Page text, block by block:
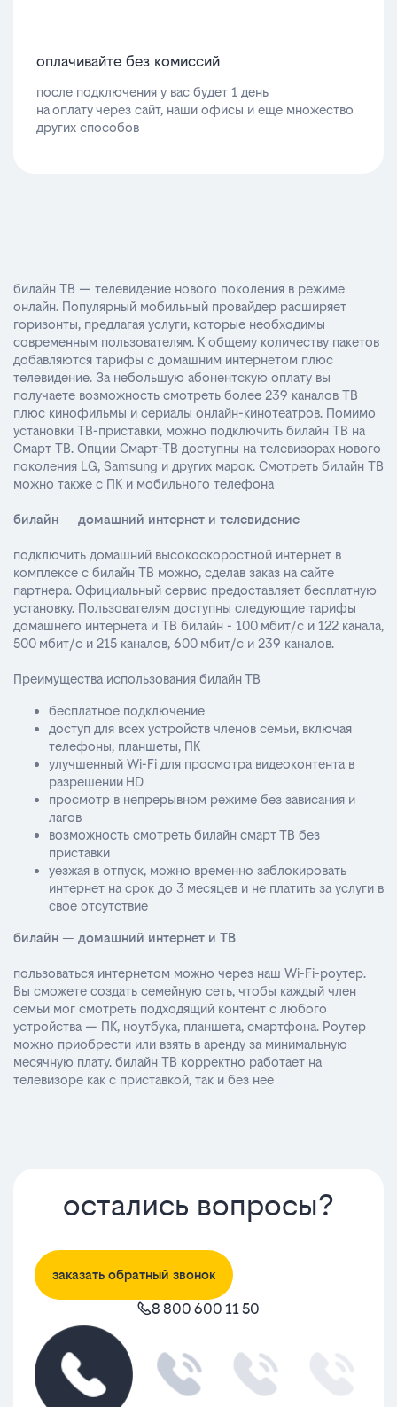
оплачивайте без комиссий
после подключения у вас будет 1 день
на оплату через сайт, наши офисы и еще множество
других способов
билайн ТВ — телевидение нового поколения в режиме
онлайн. Популярный мобильный провайдер расширяет
горизонты, предлагая услуги, которые необходимы
современным пользователям. К общему количеству пакетов
добавляются тарифы с домашним интернетом плюс
телевидение. За небольшую абонентскую оплату вы
получаете возможность смотреть более 239 каналов ТВ
плюс кинофильмы и сериалы онлайн-кинотеатров. Помимо
установки ТВ-приставки, можно подключить билайн ТВ на
Смарт ТВ. Опции Смарт-ТВ доступны на телевизорах нового
поколения LG, Samsung и других марок. Смотреть билайн ТВ
можно также с ПК и мобильного телефона
билайн — домашний интернет и телевидение
подключить домашний высокоскоростной интернет в
комплексе с билайн ТВ можно, сделав заказ на сайте
партнера. Официальный сервис предоставляет бесплатную
установку. Пользователям доступны следующие тарифы
домашнего интернета и ТВ билайн - 100 мбит/с и 122 канала,
500 мбит/с и 215 каналов, 600 мбит/с и 239 каналов.
Преимущества использования билайн ТВ
бесплатное подключение
доступ для всех устройств членов семьи, включая
телефоны, планшеты, ПК
улучшенный Wi-Fi для просмотра видеоконтента в
разрешении HD
просмотр в непрерывном режиме без зависания и
лагов
возможность смотреть билайн смарт ТВ без
приставки
уезжая в отпуск, можно временно заблокировать
интернет на срок до 3 месяцев и не платить за услуги в
свое отсутствие
билайн — домашний интернет и ТВ
пользоваться интернетом можно через наш Wi-Fi-роутер.
Вы сможете создать семейную сеть, чтобы каждый член
семьи мог смотреть подходящий контент с любого
устройства — ПК, ноутбука, планшета, смартфона. Роутер
можно приобрести или взять в аренду за минимальную
месячную плату. билайн ТВ корректно работает на
телевизоре как с приставкой, так и без нее
остались вопросы?
заказать обратный звонок
8 800 600 11 50